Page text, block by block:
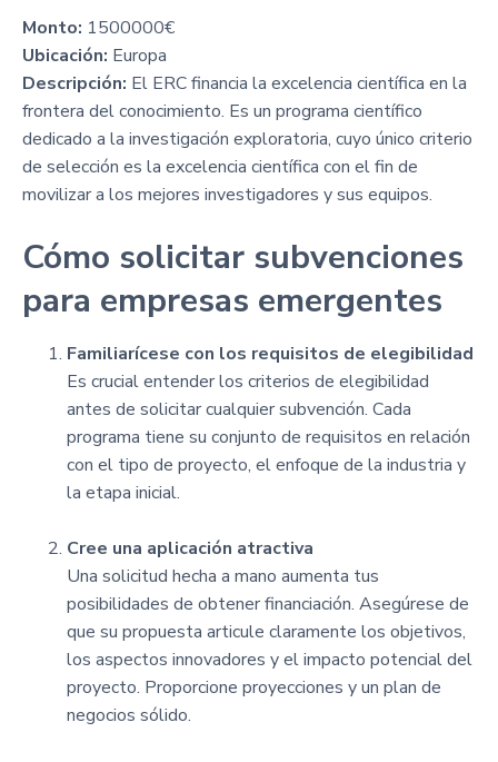
Monto: 1500000€
Ubicación: Europa
Descripción: El ERC financia la excelencia científica en la
frontera del conocimiento. Es un programa científico
dedicado a la investigación exploratoria, cuyo único criterio
de selección es la excelencia científica con el fin de
movilizar a los mejores investigadores y sus equipos.
Cómo solicitar subvenciones
para empresas emergentes
Familiarícese con los requisitos de elegibilidad
Es crucial entender los criterios de elegibilidad
antes de solicitar cualquier subvención. Cada
programa tiene su conjunto de requisitos en relación
con el tipo de proyecto, el enfoque de la industria y
la etapa inicial.
Cree una aplicación atractiva
Una solicitud hecha a mano aumenta tus
posibilidades de obtener financiación. Asegúrese de
que su propuesta articule claramente los objetivos,
los aspectos innovadores y el impacto potencial del
proyecto. Proporcione proyecciones y un plan de
negocios sólido.